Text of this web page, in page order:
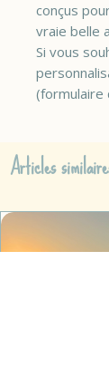
conçus
vraie belle
Si vous
(formulaire
Articles